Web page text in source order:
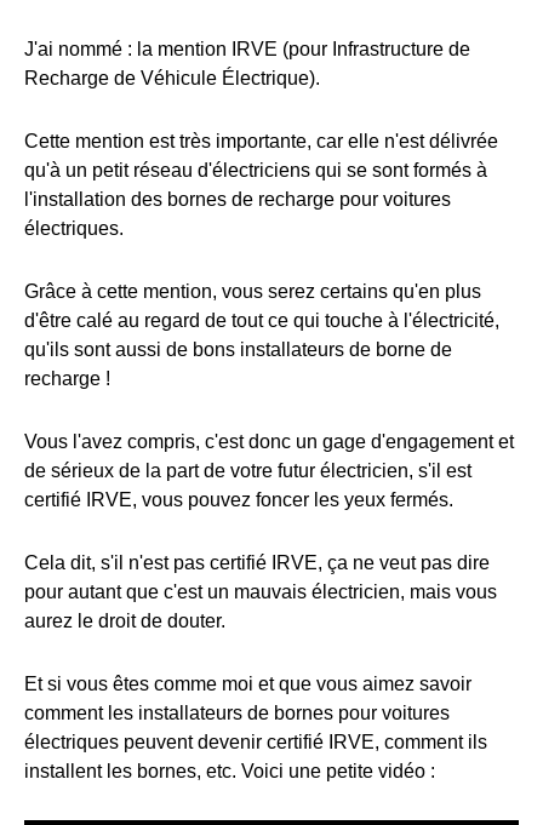
J'ai nommé : la mention IRVE (pour Infrastructure de
Recharge de Véhicule Électrique).
Cette mention est très importante, car elle n'est délivrée
qu'à un petit réseau d'électriciens qui se sont formés à
l'installation des bornes de recharge pour voitures
électriques.
Grâce à cette mention, vous serez certains qu'en plus
d'être calé au regard de tout ce qui touche à l'électricité,
qu'ils sont aussi de bons installateurs de borne de
recharge !
Vous l'avez compris, c'est donc un gage d'engagement et
de sérieux de la part de votre futur électricien, s'il est
certifié IRVE, vous pouvez foncer les yeux fermés.
Cela dit, s'il n'est pas certifié IRVE, ça ne veut pas dire
pour autant que c'est un mauvais électricien, mais vous
aurez le droit de douter.
Et si vous êtes comme moi et que vous aimez savoir
comment les installateurs de bornes pour voitures
électriques peuvent devenir certifié IRVE, comment ils
installent les bornes, etc. Voici une petite vidéo :